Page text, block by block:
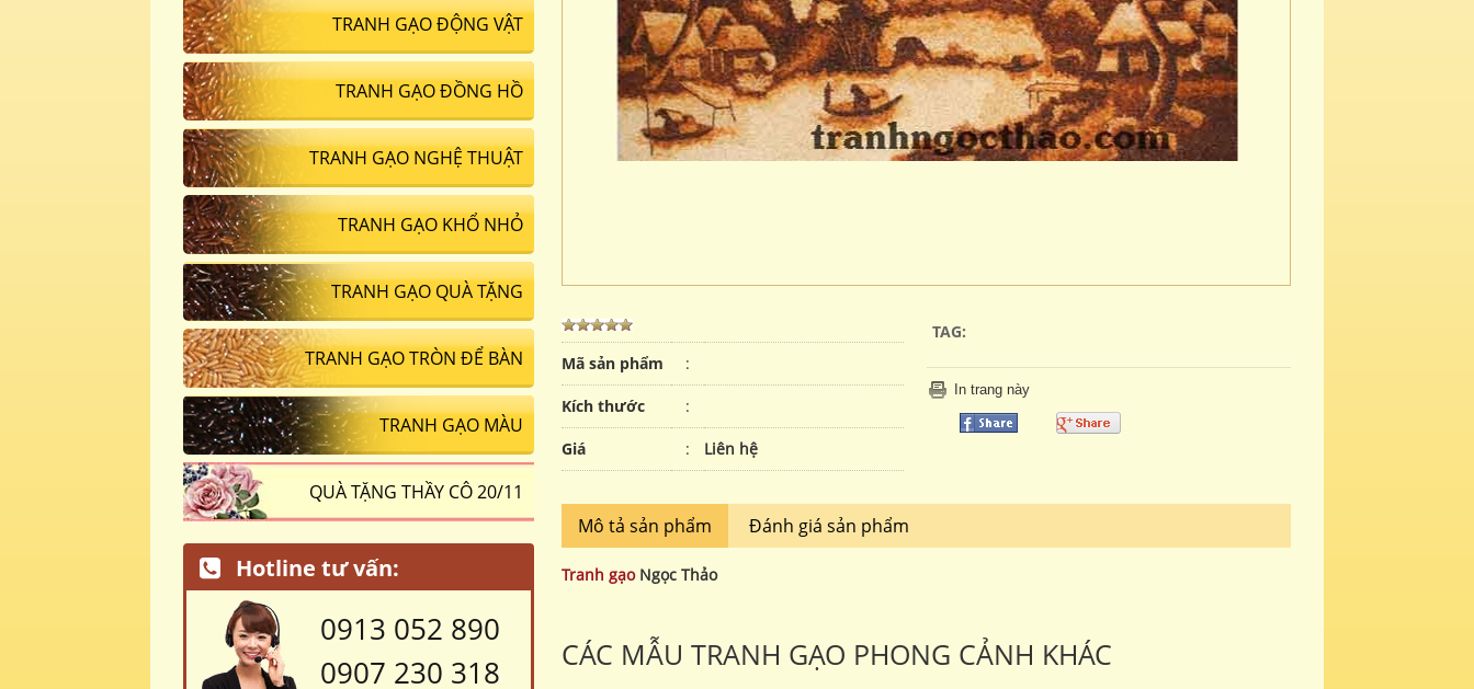
Mã sản phẩm :
Kích thước :
Giá : Liên hệ
TAG:
In trang này
Mô tả sản phẩm Đánh giá sản phẩm
Tranh gạo Ngọc Thảo
CÁC MẪU TRANH GẠO PHONG CẢNH KHÁC
TRANH GẠO ĐỘNG VẬT
TRANH GẠO ĐỒNG HỒ
TRANH GẠO NGHỆ THUẬT
TRANH GẠO KHỔ NHỎ
TRANH GẠO QUÀ TẶNG
TRANH GẠO TRÒN ĐỂ BÀN
TRANH GẠO MÀU
QUÀ TẶNG THẦY CÔ 20/11
Hotline tư vấn:
0913 052 890
0907 230 318